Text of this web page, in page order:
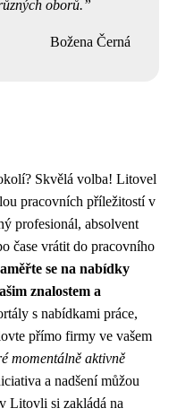
oborů.
Božena Černá
Skvělá volba! Litovel
pracovních příležitostí v
profesionál, absolvent
čase vrátit do pracovního
se na nabídky
znalostem a
s nabídkami práce,
přímo firmy ve vašem
momentálně aktivně
a nadšení můžou
Litovli si zakládá na